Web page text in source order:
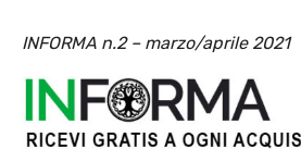
INFORMA n.2 – marzo/aprile 2021